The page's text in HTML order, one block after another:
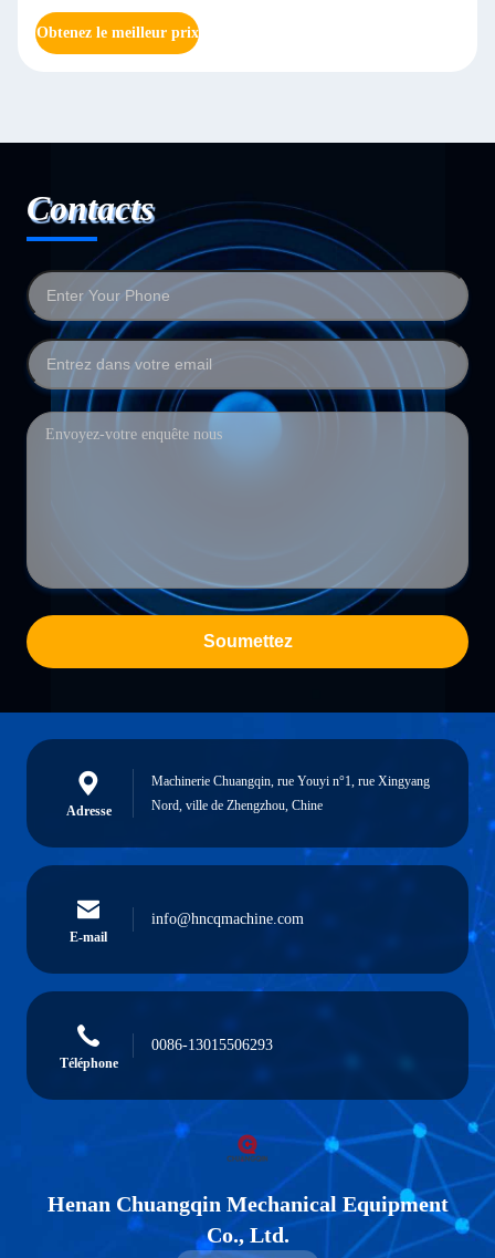
Obtenez le meilleur prix
Contacts
Soumettez
Adresse
Machinerie Chuangqin, rue Youyi n°1, rue Xingyang
Nord, ville de Zhengzhou, Chine
E-mail
info@hncqmachine.com
Téléphone
0086-13015506293
Henan Chuangqin Mechanical Equipment
Co., Ltd.